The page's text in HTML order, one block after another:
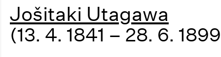
Jošitaki Utagawa
(13. 4. 1841 – 28. 6.